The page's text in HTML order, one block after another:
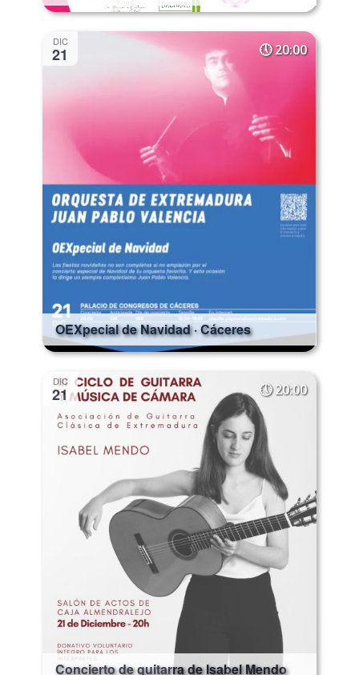
DIC
21 20:00
OEXpecial de Navidad · Cáceres
DIC
21 20:00
Concierto de guitarra de Isabel Mendo